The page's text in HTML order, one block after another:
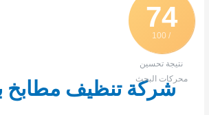
74
/ 100
نتيجة تحسين
محركات البحث
شركة تنظيف مطابخ